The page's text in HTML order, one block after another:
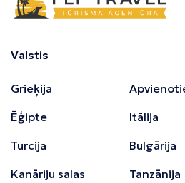
Valstis
Grieķija
Ēģipte
Turcija
Kanāriju salas
Itālija
Bulgārija
Tanzānija